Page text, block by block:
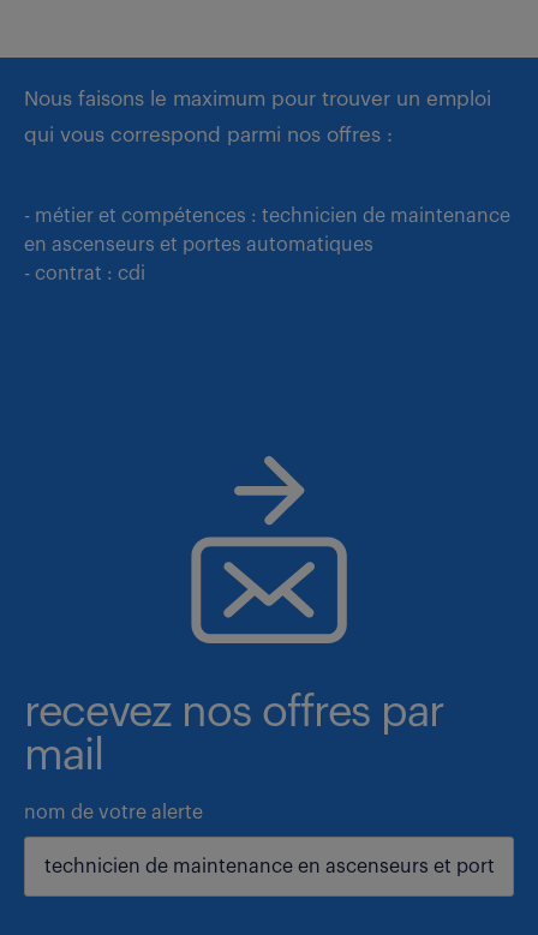
Nous faisons le maximum pour trouver un emploi
qui vous correspond parmi nos offres :
- métier et compétences : technicien de maintenance
en ascenseurs et portes automatiques
- contrat : cdi
recevez nos offres par
mail
nom de votre alerte